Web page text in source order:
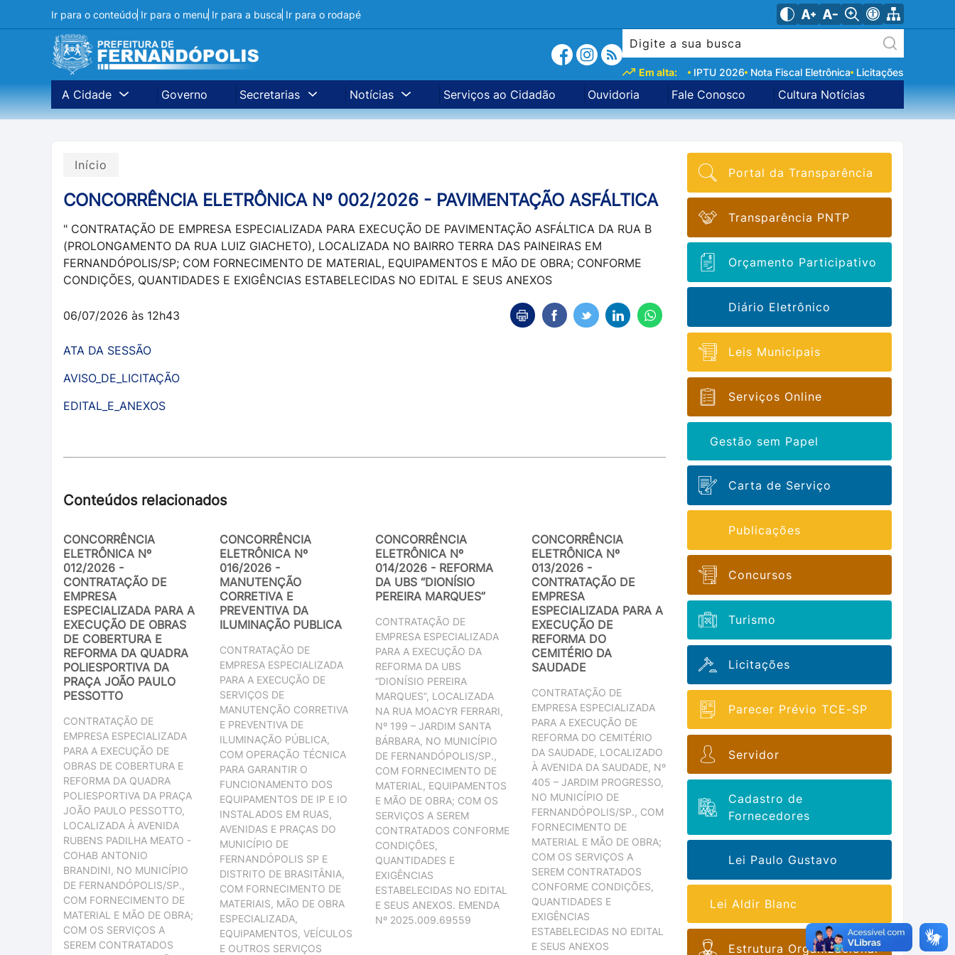
Ir para o conteúdo Ir para o menu Ir para a busca Ir para o rodapé
Em alta: IPTU 2026 Nota Fiscal Eletrônica Licitações
A Cidade Governo Secretarias Notícias Serviços ao Cidadão Ouvidoria Fale Conosco Cultura Notícias
Início
CONCORRÊNCIA ELETRÔNICA Nº 002/2026 - PAVIMENTAÇÃO ASFÁLTICA
" CONTRATAÇÃO DE EMPRESA ESPECIALIZADA PARA EXECUÇÃO DE PAVIMENTAÇÃO ASFÁLTICA DA RUA B
(PROLONGAMENTO DA RUA LUIZ GIACHETO), LOCALIZADA NO BAIRRO TERRA DAS PAINEIRAS EM
FERNANDÓPOLIS/SP; COM FORNECIMENTO DE MATERIAL, EQUIPAMENTOS E MÃO DE OBRA; CONFORME
CONDIÇÕES, QUANTIDADES E EXIGÊNCIAS ESTABELECIDAS NO EDITAL E SEUS ANEXOS
06/07/2026 às 12h43
ATA DA SESSÃO
AVISO_DE_LICITAÇÃO
EDITAL_E_ANEXOS
Conteúdos relacionados
CONCORRÊNCIA
ELETRÔNICA Nº
012/2026 -
CONTRATAÇÃO DE
EMPRESA
ESPECIALIZADA PARA A
EXECUÇÃO DE OBRAS
DE COBERTURA E
REFORMA DA QUADRA
POLIESPORTIVA DA
PRAÇA JOÃO PAULO
PESSOTTO
CONTRATAÇÃO DE
EMPRESA ESPECIALIZADA
PARA A EXECUÇÃO DE
OBRAS DE COBERTURA E
REFORMA DA QUADRA
POLIESPORTIVA DA PRAÇA
JOÃO PAULO PESSOTTO,
LOCALIZADA À AVENIDA
RUBENS PADILHA MEATO -
COHAB ANTONIO
BRANDINI, NO MUNICÍPIO
DE FERNANDÓPOLIS/SP.,
COM FORNECIMENTO DE
MATERIAL E MÃO DE OBRA;
COM OS SERVIÇOS A
SEREM CONTRATADOS
CONCORRÊNCIA
ELETRÔNICA Nº
016/2026 -
MANUTENÇÃO
CORRETIVA E
PREVENTIVA DA
ILUMINAÇÃO PUBLICA
CONTRATAÇÃO DE
EMPRESA ESPECIALIZADA
PARA A EXECUÇÃO DE
SERVIÇOS DE
MANUTENÇÃO CORRETIVA
E PREVENTIVA DE
ILUMINAÇÃO PÚBLICA,
COM OPERAÇÃO TÉCNICA
PARA GARANTIR O
FUNCIONAMENTO DOS
EQUIPAMENTOS DE IP E IO
INSTALADOS EM RUAS,
AVENIDAS E PRAÇAS DO
MUNICÍPIO DE
FERNANDÓPOLIS SP E
DISTRITO DE BRASITÂNIA,
COM FORNECIMENTO DE
MATERIAIS, MÃO DE OBRA
ESPECIALIZADA,
EQUIPAMENTOS, VEÍCULOS
E OUTROS SERVIÇOS
CONCORRÊNCIA
ELETRÔNICA Nº
014/2026 - REFORMA
DA UBS “DIONÍSIO
PEREIRA MARQUES”
CONTRATAÇÃO DE
EMPRESA ESPECIALIZADA
PARA A EXECUÇÃO DA
REFORMA DA UBS
“DIONÍSIO PEREIRA
MARQUES”, LOCALIZADA
NA RUA MOACYR FERRARI,
Nº 199 – JARDIM SANTA
BÁRBARA, NO MUNICÍPIO
DE FERNANDÓPOLIS/SP.,
COM FORNECIMENTO DE
MATERIAL, EQUIPAMENTOS
E MÃO DE OBRA; COM OS
SERVIÇOS A SEREM
CONTRATADOS CONFORME
CONDIÇÕES,
QUANTIDADES E
EXIGÊNCIAS
ESTABELECIDAS NO EDITAL
E SEUS ANEXOS. EMENDA
Nº 2025.009.69559
CONCORRÊNCIA
ELETRÔNICA Nº
013/2026 -
CONTRATAÇÃO DE
EMPRESA
ESPECIALIZADA PARA A
EXECUÇÃO DE
REFORMA DO
CEMITÉRIO DA
SAUDADE
CONTRATAÇÃO DE
EMPRESA ESPECIALIZADA
PARA A EXECUÇÃO DE
REFORMA DO CEMITÉRIO
DA SAUDADE, LOCALIZADO
À AVENIDA DA SAUDADE, Nº
405 – JARDIM PROGRESSO,
NO MUNICÍPIO DE
FERNANDÓPOLIS/SP., COM
FORNECIMENTO DE
MATERIAL E MÃO DE OBRA;
COM OS SERVIÇOS A
SEREM CONTRATADOS
CONFORME CONDIÇÕES,
QUANTIDADES E
EXIGÊNCIAS
ESTABELECIDAS NO EDITAL
E SEUS ANEXOS
Portal da Transparência
Transparência PNTP
Orçamento Participativo
Diário Eletrônico
Leis Municipais
Serviços Online
Gestão sem Papel
Carta de Serviço
Publicações
Concursos
Turismo
Licitações
Parecer Prévio TCE-SP
Servidor
Cadastro de
Fornecedores
Lei Paulo Gustavo
Lei Aldir Blanc
Estrutura Organizacional